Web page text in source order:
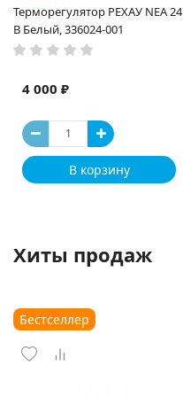
Терморегулятор РЕХАУ NEA 24
В Белый, 336024-001
4 000 ₽
В корзину
Хиты продаж
Бестселлер